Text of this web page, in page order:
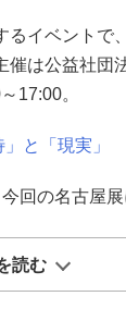
るイベントで
は公益社団
17:00。
と「現実」
回の名古屋展
読む